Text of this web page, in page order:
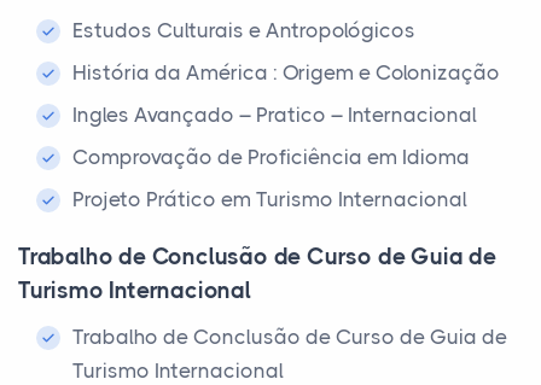
Estudos Culturais e Antropológicos
História da América : Origem e Colonização
Ingles Avançado – Pratico – Internacional
Comprovação de Proficiência em Idioma
Projeto Prático em Turismo Internacional
Trabalho de Conclusão de Curso de Guia de
Turismo Internacional
Trabalho de Conclusão de Curso de Guia de
Turismo Internacional